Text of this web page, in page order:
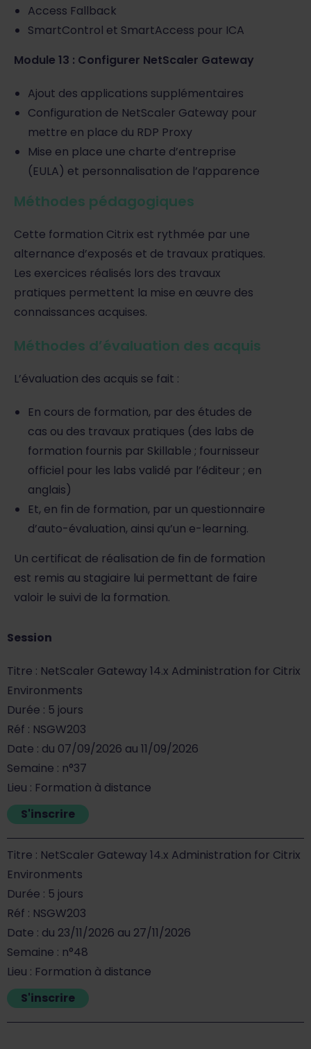
Access Fallback
SmartControl et SmartAccess pour ICA
Module 13 : Configurer NetScaler Gateway
Ajout des applications supplémentaires
Configuration de NetScaler Gateway pour
mettre en place du RDP Proxy
Mise en place une charte d’entreprise
(EULA) et personnalisation de l’apparence
Méthodes pédagogiques
Cette formation Citrix est rythmée par une
alternance d’exposés et de travaux pratiques.
Les exercices réalisés lors des travaux
pratiques permettent la mise en œuvre des
connaissances acquises.
Méthodes d’évaluation des acquis
L’évaluation des acquis se fait :
En cours de formation, par des études de
cas ou des travaux pratiques (des labs de
formation fournis par Skillable ; fournisseur
officiel pour les labs validé par l’éditeur ; en
anglais)
Et, en fin de formation, par un questionnaire
d’auto-évaluation, ainsi qu’un e-learning.
Un certificat de réalisation de fin de formation
est remis au stagiaire lui permettant de faire
valoir le suivi de la formation.
Session
Titre : NetScaler Gateway 14.x Administration for Citrix
Environments
Durée : 5 jours
Réf : NSGW203
Date : du 07/09/2026 au 11/09/2026
Semaine : n°37
Lieu : Formation à distance
S'inscrire
Titre : NetScaler Gateway 14.x Administration for Citrix
Environments
Durée : 5 jours
Réf : NSGW203
Date : du 23/11/2026 au 27/11/2026
Semaine : n°48
Lieu : Formation à distance
S'inscrire